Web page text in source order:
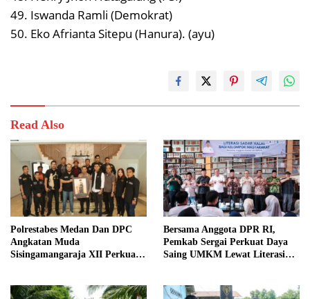
49. Iswanda Ramli (Demokrat)
50. Eko Afrianta Sitepu (Hanura). (ayu)
Read Also
Polrestabes Medan Dan DPC
Angkatan Muda
Sisingamangaraja XII Perkuat
Bersama Anggota DPR RI,
Pemkab Sergai Perkuat Daya
Saing UMKM Lewat Literasi